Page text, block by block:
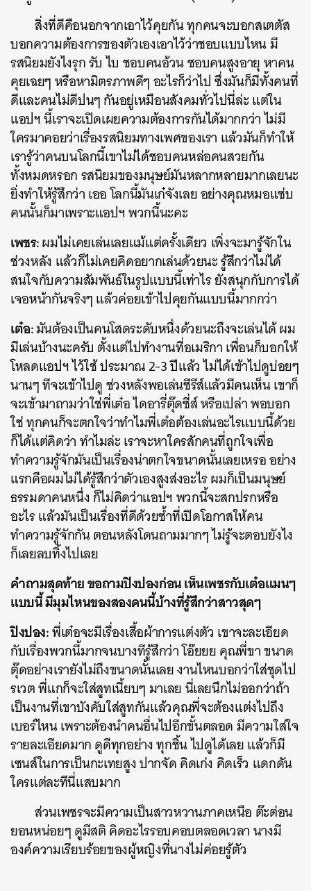
สิ่งที่ดีคือนอกจากเอาไว้คุยกัน ทุกคนจะบอกสเตตัส
บอกความต้องการของตัวเองเอาไว้ว่าชอบแบบไหน มี
รสนิยมยังไงรุก รับ ไบ ชอบคนอ้วน ชอบคนสูงอายุ หาคน
คุยเฉยๆ หรือหามิตรภาพดีๆ อะไรก็ว่าไป ซึ่งมันก็มีทั้งคนที่
ดีและคนไม่ดีปนๆ กันอยู่เหมือนสังคมทั่วไปนี่ล่ะ แต่ใน
แอปฯ นี้เราจะเปิดเผยความต้องการกันได้มากกว่า ไม่มี
ใครมาคอยว่าเรื่องรสนิยมทางเพศของเรา แล้วมันก็ทำให้
เรารู้ว่าคนบนโลกนี้เขาไม่ได้ชอบคนหล่อคนสวยกัน
ทั้งหมดหรอก รสนิยมของมนุษย์มันหลากหลายมากเลยนะ
ยิ่งทำให้รู้สึกว่า เออ โลกนี้มันเก๋จังเลย อย่างคุณหมอแซ่บ
คนนั้นก็มาเพราะแอปฯ พวกนี้นะคะ
เพชร:ผมไม่เคยเล่นเลยแม้แต่ครั้งเดียว เพิ่งจะมารู้จักใน
ช่วงหลัง แล้วก็ไม่เคยคิดอยากเล่นด้วยนะ รู้สึกว่าไม่ได้
สนใจกับความสัมพันธ์ในรูปแบบนี้เท่าไร ยังสนุกกับการได้
เจอหน้ากันจริงๆ แล้วค่อยเข้าไปคุยกันแบบนี้มากกว่า
เต๋อ:มันต้องเป็นคนโสดระดับหนึ่งด้วยนะถึงจะเล่นได้ ผม
มีเล่นบ้างนะครับ ตั้งแต่ไปทำงานที่อเมริกา เพื่อนก็บอกให้
โหลดแอปฯ ไว้ใช้ ประมาณ 2-3 ปีแล้ว ไม่ได้เข้าไปดูบ่อยๆ
นานๆ ทีจะเข้าไปดู ช่วงหลังพอเล่นซีรีส์แล้วมีคนเห็น เขาก็
จะเข้ามาถามว่าใช่พี่เต๋อ ไดอารี่ตุ๊ดซี่ส์ หรือเปล่า พอบอก
ใช่ ทุกคนก็จะตกใจว่าทำไมพี่เต๋อต้องเล่นอะไรแบบนี้ด้วย
ก็ได้แต่คิดว่า ทำไมล่ะ เราจะหาใครสักคนที่ถูกใจเพื่อ
ทำความรู้จักมันเป็นเรื่องน่าตกใจขนาดนั้นเลยเหรอ อย่าง
แรกคือผมไม่ได้รู้สึกว่าตัวเองสูงส่งอะไร ผมก็เป็นมนุษย์
ธรรมดาคนหนึ่ง ก็ไม่คิดว่าแอปฯ พวกนี้จะสกปรกหรือ
อะไร แล้วมันเป็นเรื่องที่ดีด้วยซ้ำที่เปิดโอกาสให้คน
ทำความรู้จักกัน ตอนหลังโดนถามมากๆ ไม่รู้จะตอบยังไง
ก็เลยลบทิ้งไปเลย
คำถามสุดท้าย ขอถามปิงปองก่อน เห็นเพชรกับเต๋อแมนๆ
แบบนี้ มีมุมไหนของสองคนนี้บ้างที่รู้สึกว่าสาวสุดๆ
ปิงปอง:พี่เต๋อจะมีเรื่องเสื้อผ้าการแต่งตัว เขาจะละเอียด
กับเรื่องพวกนี้มากจนบางทีรู้สึกว่า โอ๊ยยย คุณพี่ขา ขนาด
ตุ๊ดอย่างเรายังไม่ถึงขนาดนั้นเลย งานไหนบอกว่าใส่ชุดไป
รเวต พี่แกก็จะใส่สูทเนี้ยบๆ มาเลย นี่เลยนึกไม่ออกว่าถ้า
เป็นงานที่เขาบังคับใส่สูทกันแล้วคุณพี่จะต้องแต่งไปถึง
เบอร์ไหน เพราะต้องนำคนอื่นไปอีกขั้นตลอด มีความใส่ใจ
รายละเอียดมาก ดูดีทุกอย่าง ทุกชิ้น ไปดูได้เลย แล้วก็มี
เซนส์ในการเป็นกะเทยสูง ปากจัด คิดเก่ง คิดเร็ว แดกดัน
ใครแต่ละทีนี่แสบมาก
ส่วนเพชรจะมีความเป็นสาวหวานภาคเหนือ ต๊ะต่อน
ยอนหน่อยๆ ดูมีสติ คิดอะไรรอบคอบตลอดเวลา นางมี
องค์ความเรียบร้อยของผู้หญิงที่นางไม่ค่อยรู้ตัว